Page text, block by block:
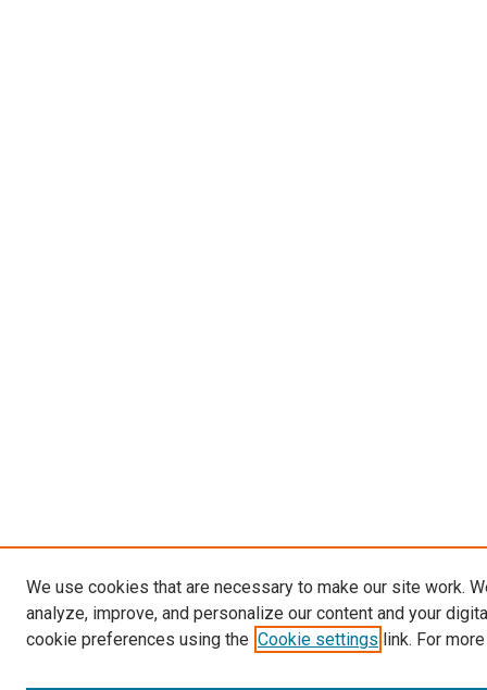
We use cookies that are necessary to make our site work.
analyze, improve, and personalize our content and your
cookie preferences using the Cookie settings link. For